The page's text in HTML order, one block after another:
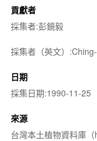
貢獻者
採集者:彭鏡毅
採集者（英文）
日期
採集日期:1990-11-25
來源
台灣本土植物資料庫